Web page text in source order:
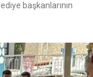
başkanlarının